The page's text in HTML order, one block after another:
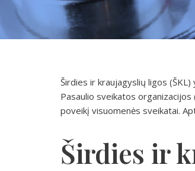
Širdies ir kraujagyslių ligos
Pasaulio sveikatos
poveikį visuomenės sveikatai.
Širdies ir